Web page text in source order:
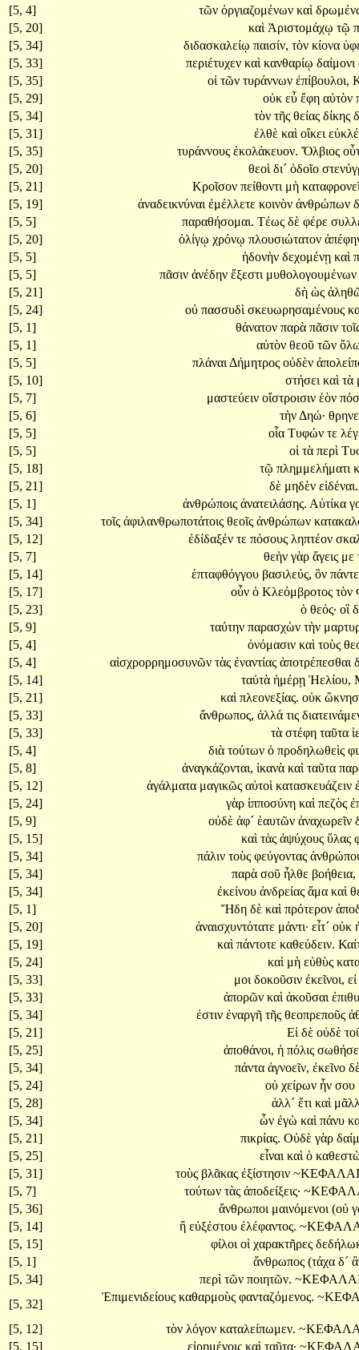
[5, 4]
τῶν ὀργιαζομένων καὶ
[5, 20]
καὶ Ἀριστομάχῳ τῷ
[5, 34]
διδασκαλείῳ παισίν, τὸν κίονα
[5, 33]
περιέτυχεν καὶ κανθαρίῳ δαίμονι
[5, 35]
οἱ τῶν τυράννων ἐπίβουλοι,
[5, 29]
οὐκ εὖ ἔφη αὐτὸν
[5, 34]
τὸν τῆς θείας δίκης
[5, 31]
ἐλθὲ καὶ οἴκει
[5, 35]
τυράννους ἐκολάκευον. Ὄλβιος
[5, 20]
θεοὶ δι´ ὁδοῖο
[5, 21]
Κροῖσον πείθοντι μὴ
[5, 19]
ἀναδεικνύναι ἐμέλλετε κοινὸν ἀνθρώπων
[5, 5]
παραθήσομαι. Τέως δὲ φέρε
[5, 20]
ὀλίγῳ χρόνῳ πλουσιώτατον
[5, 5]
ἡδονὴν δεχομένῃ καὶ
[5, 5]
πᾶσιν ἀνέδην ἔξεστι μυθολογουμένων
[5, 21]
δὴ ὡς
[5, 24]
οὐ πασσυδὶ σκευωρησαμένους
[5, 1]
θάνατον παρὰ πᾶσιν
[5, 1]
αὐτὸν θεοῦ τῶν
[5, 5]
πλάναι Δήμητρος οὐδὲν
[5, 10]
στήσει καὶ τὰ
[5, 7]
μαστεύειν οἴστροισιν ἑὸν
[5, 6]
τὴν Δηώ·
[5, 5]
οἷα Τυφών τε
[5, 5]
οἱ τὰ περὶ
[5, 18]
τῷ πλημμελήματι
[5, 21]
δὲ μηδὲν εἰδέναι.
[5, 1]
ἀνθρώποις ἀνατειλάσης. Αὐτίκα
[5, 34]
τοῖς ἀφιλανθρωποτάτοις θεοῖς ἀνθρώπων
[5, 12]
ἐδίδαξέν τε πόσους ληπτέον
[5, 7]
θεὴν γὰρ ἄγεις με
[5, 14]
ἑπταφθόγγου βασιλεύς, ὃν
[5, 17]
οὖν ὁ Κλεόμβροτος τὸν
[5, 23]
ὁ θεός· οἳ
[5, 9]
ταύτην παρασχὼν τὴν
[5, 4]
ὀνόμασιν καὶ τοὺς
[5, 4]
αἰσχρορρημοσυνῶν τὰς ἐναντίας ἀποτρέπεσθαι
[5, 14]
ταὐτὰ ἡμέρῃ Ἠελίου,
[5, 21]
καὶ πλεονεξίας. οὐκ
[5, 33]
ἄνθρωπος, ἀλλά τις
[5, 33]
τὰ στέφη ταῦτα
[5, 4]
διὰ τούτων ὁ προδηλωθεὶς
[5, 8]
ἀναγκάζονται, ἱκανὰ καὶ ταῦτα
[5, 12]
ἀγάλματα μαγικῶς αὐτοὶ κατασκευάζειν
[5, 24]
γὰρ ἱπποσύνη καὶ πεζὸς
[5, 9]
οὐδὲ ἀφ´ ἑαυτῶν ἀναχωρεῖν
[5, 15]
καὶ τὰς ἀψύχους ὕλας
[5, 34]
πάλιν τοὺς φεύγοντας
[5, 34]
παρὰ σοῦ ἦλθε βοήθεια,
[5, 34]
ἐκείνου ἀνδρείας ἅμα καὶ
[5, 1]
Ἤδη δὲ καὶ πρότερον
[5, 20]
ἀναισχυντότατε μάντι· εἶτ´ οὐκ
[5, 19]
καὶ πάντοτε καθεύδειν.
[5, 24]
καὶ μὴ εὐθὺς
[5, 33]
μοι δοκοῦσιν ἐκεῖνοι, εἰ
[5, 33]
ἀπορῶν καὶ ἀκοῦσαι
[5, 34]
ἐστιν ἐναργῆ τῆς θεοπρεποῦς
[5, 21]
Εἰ δὲ οὐδὲ
[5, 25]
ἀποθάνοι, ἡ πόλις
[5, 34]
πάντα ἀγνοεῖν, ἐκεῖνο
[5, 24]
οὐ χείρων ἦν σου
[5, 28]
ἀλλ´ ἔτι καὶ
[5, 34]
ὧν ἐγὼ καὶ πάνυ
[5, 21]
πικρίας. Οὐδὲ γὰρ
[5, 25]
εἶναι καὶ ὁ
[5, 31]
τοὺς βλᾶκας ἐξίστησιν
[5, 7]
τούτων τὰς ἀποδείξεις·
[5, 36]
ἄνθρωποι μαινόμενοι (οὐ
[5, 14]
ἢ εὐξέστου ἐλέφαντος.
[5, 15]
φίλοι οἱ χαρακτῆρες
[5, 1]
ἄνθρωπος (τάχα δ´
[5, 34]
περὶ τῶν ποιητῶν.
[5, 32]
Ἐπιμενιδείους καθαρμοὺς φανταζόμενος.
[5, 12] τὸν λόγον καταλείπωμεν.
[5, 15]
εἰρημένοις καὶ ταῦτα·